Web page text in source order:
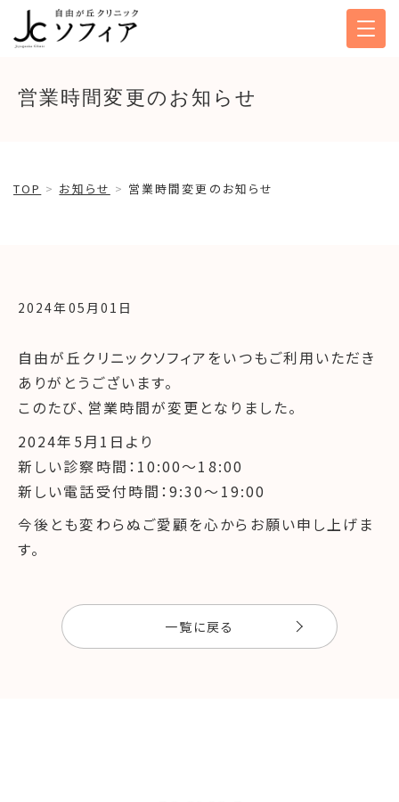
営業時間変更のお知らせ
TOP お知らせ 営業時間変更のお知らせ
2024年05月01日
自由が丘クリニックソフィアをいつもご利用いただき
ありがとうございます。
このたび、営業時間が変更となりました。
2024年5月1日より
新しい診察時間：10:00〜18:00
新しい電話受付時間：9:30〜19:00
今後とも変わらぬご愛顧を心からお願い申し上げま
す。
一覧に戻る